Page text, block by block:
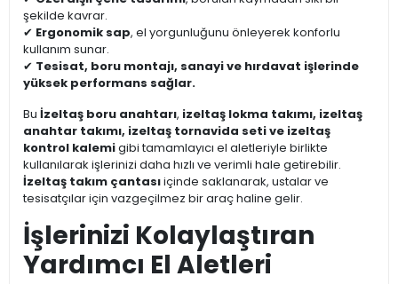
şekilde kavrar.
✔ Ergonomik sap, el yorgunluğunu önleyerek konforlu
kullanım sunar.
✔ Tesisat, boru montajı, sanayi ve hırdavat işlerinde
yüksek performans sağlar.
Bu İzeltaş boru anahtarı, izeltaş lokma takımı, izeltaş
anahtar takımı, izeltaş tornavida seti ve izeltaş
kontrol kalemigibi tamamlayıcı el aletleriyle birlikte
kullanılarak işlerinizi daha hızlı ve verimli hale getirebilir.
İzeltaş takım çantasıiçinde saklanarak, ustalar ve
tesisatçılar için vazgeçilmez bir araç haline gelir.
İşlerinizi Kolaylaştıran
Yardımcı El Aletleri